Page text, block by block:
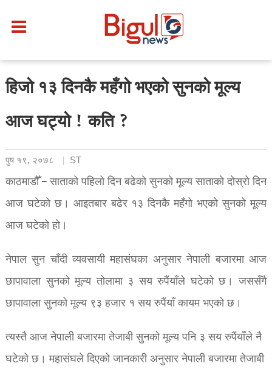
हिजो १३ दिनकै महँगो भएको सुनको मूल्य
आज घट्यो ! कति ?
पुष १९, २०७८ ST
काठमाडौँ – साताको पहिलो दिन बढेको सुनको मूल्य साताको दोस्रो दिन
आज घटेको छ। आइतबार बढेर १३ दिनकै महँगो भएको सुनको मूल्य
आज घटेको हो।
नेपाल सुन चाँदी व्यवसायी महासंघका अनुसार नेपाली बजारमा आज
छापावाला सुनको मूल्य तोलामा ३ ​सय रुपैंयाँले घटेको छ। जससँगै
छापावाला सुनको मूल्य ९३ हजार १ सय रुपैंयाँ कायम भएको छ।
त्यस्तै आज नेपाली बजारमा तेजाबी सुनको मूल्य पनि ३ सय रुपैंयाँले नै
घटेको छ। महासंघले दिएको जानकारी अनुसार नेपाली बजारमा तेजाबी